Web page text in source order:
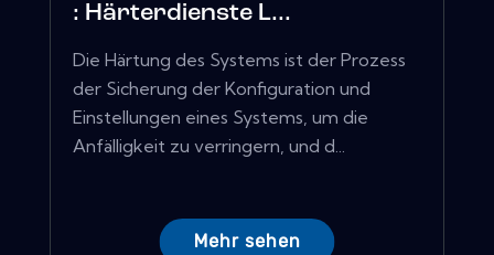
: Härterdienste L...
Die Härtung des Systems ist der Prozess
der Sicherung der Konfiguration und
Einstellungen eines Systems, um die
Anfälligkeit zu verringern, und d...
Mehr sehen